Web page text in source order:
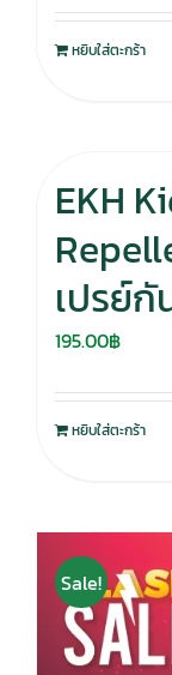
หยิบใส่ตะกร้า
EKH
เปรย์
195.00฿
หยิบใส่ตะกร้า
Sale!